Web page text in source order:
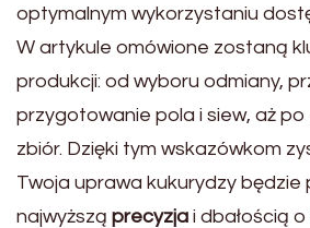
optymalnym wykorzystaniu
W artykule omówione zostaną
produkcji: od wyboru odmiany,
przygotowanie pola i siew, aż po
zbiór. Dzięki tym wskazówkom
Twoja uprawa kukurydzy będzie
najwyższą precyzja i dbałością